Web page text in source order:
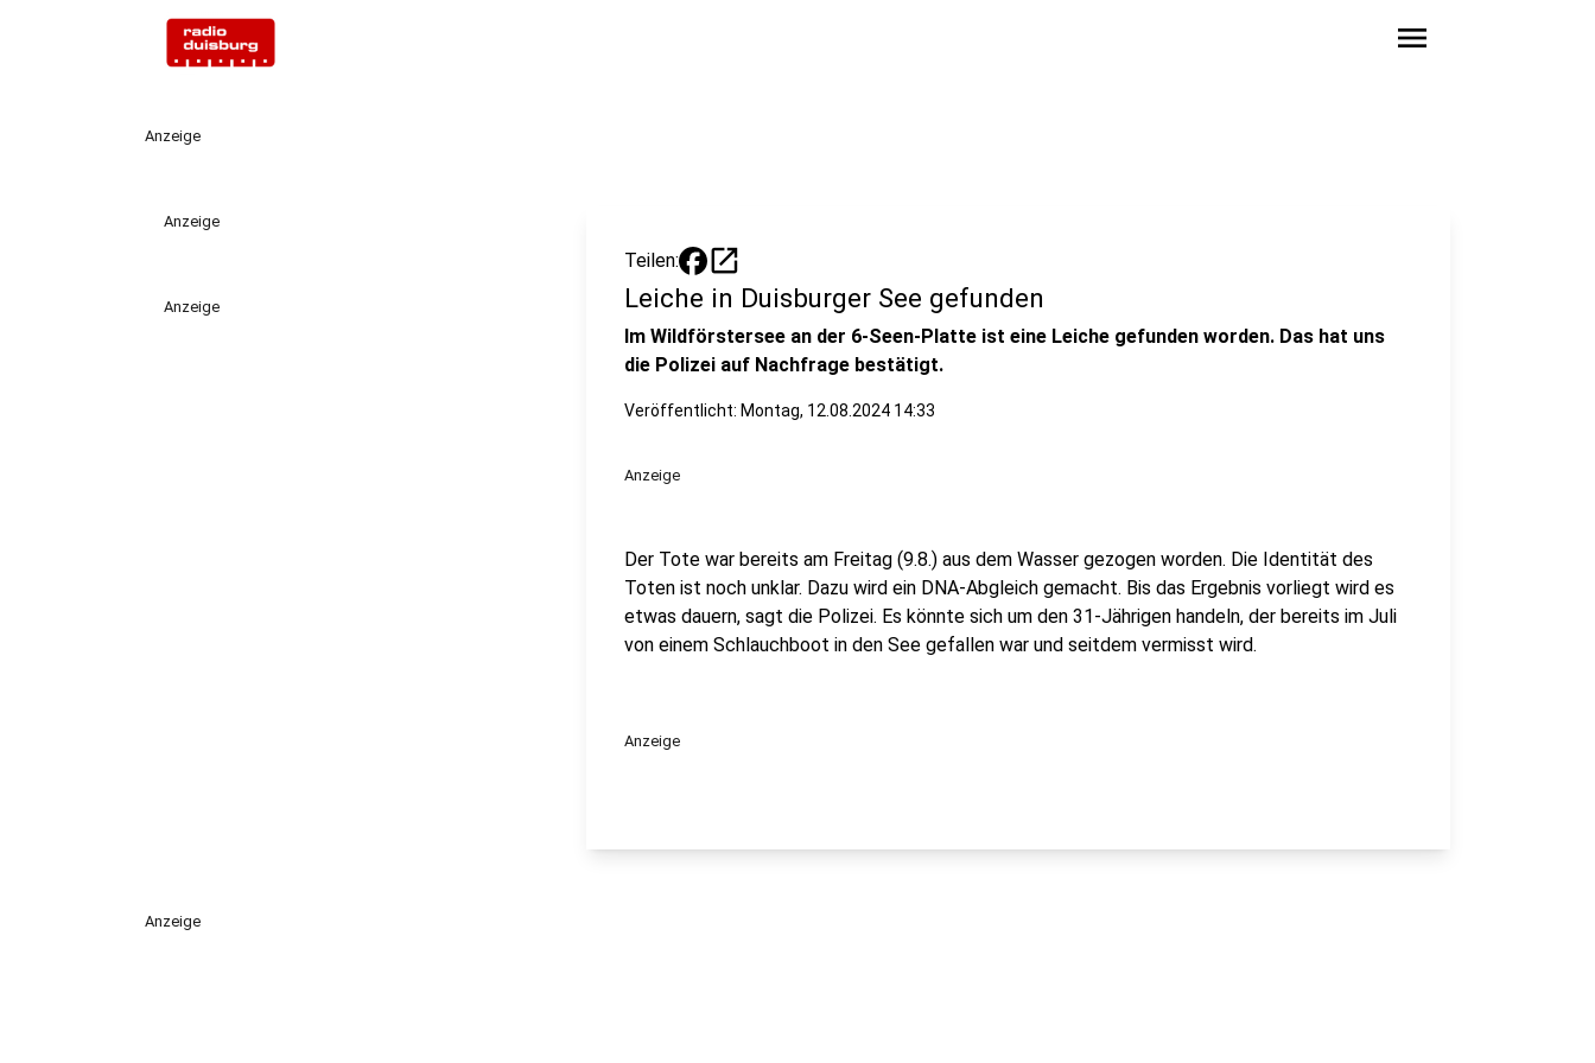
menu
Anzeige
Anzeige
Anzeige
Teilen: open_in_new
Leiche in Duisburger See gefunden
Im Wildförstersee an der 6-Seen-Platte ist eine Leiche gefunden worden. Das hat uns
die Polizei auf Nachfrage bestätigt.
Veröffentlicht: Montag, 12.08.2024 14:33
Anzeige
Der Tote war bereits am Freitag (9.8.) aus dem Wasser gezogen worden. Die Identität des
Toten ist noch unklar. Dazu wird ein DNA-Abgleich gemacht. Bis das Ergebnis vorliegt wird es
etwas dauern, sagt die Polizei. Es könnte sich um den 31-Jährigen handeln, der bereits im Juli
von einem Schlauchboot in den See gefallen war und seitdem vermisst wird.
Anzeige
Anzeige